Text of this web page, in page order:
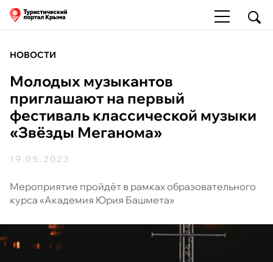
НОВОСТИ
Молодых музыкантов
приглашают на первый
фестиваль классической музыки
«Звёзды Меганома»
19.05.2023
Мероприятие пройдёт в рамках образовательного
курса «Академия Юрия Башмета»